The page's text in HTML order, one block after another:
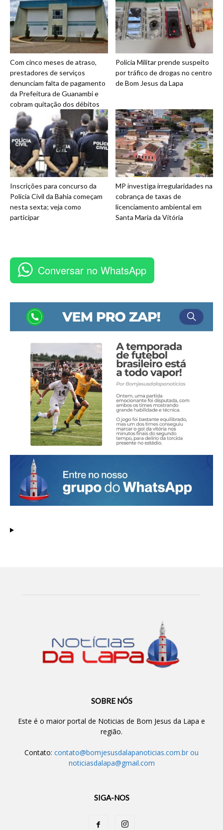
Com cinco meses de atraso,
prestadores de serviços
denunciam falta de pagamento
da Prefeitura de Guanambi e
cobram quitação dos débitos
Polícia Militar prende suspeito
por tráfico de drogas no centro
de Bom Jesus da Lapa
Inscrições para concurso da
Polícia Civil da Bahia começam
nesta sexta; veja como
participar
MP investiga irregularidades na
cobrança de taxas de
licenciamento ambiental em
Santa Maria da Vitória
Conversar no WhatsApp
SOBRE NÓS
Este é o maior portal de Noticias de Bom Jesus da Lapa e
região.
Contato: contato@bomjesusdalapanoticias.com.br ou
noticiasdalapa@gmail.com
SIGA-NOS